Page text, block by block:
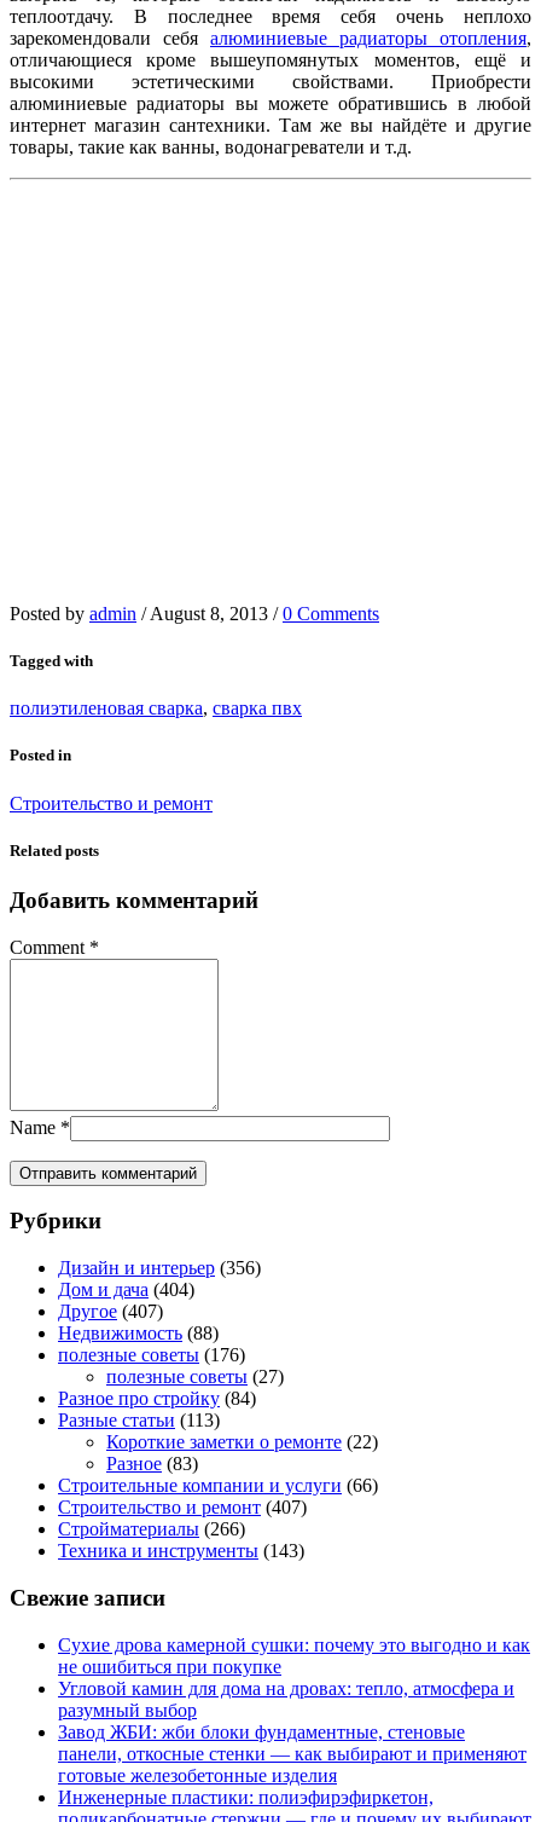
теплоотдачу. В последнее время себя очень неплохо
зарекомендовали себя алюминиевые радиаторы отопления,
отличающиеся кроме вышеупомянутых моментов, ещё и
высокими эстетическими свойствами. Приобрести
алюминиевые радиаторы вы можете обратившись в любой
интернет магазин сантехники. Там же вы найдёте и другие
товары, такие как ванны, водонагреватели и т.д.
Posted by admin / August 8, 2013 / 0 Comments
Tagged with
полиэтиленовая сварка, сварка пвх
Posted in
Строительство и ремонт
Related posts
Добавить комментарий
Comment *
Name *
Рубрики
Дизайн и интерьер (356)
Дом и дача (404)
Другое (407)
Недвижимость (88)
полезные советы (176)
полезные советы (27)
Разное про стройку (84)
Разные статьи (113)
Короткие заметки о ремонте (22)
Разное (83)
Строительные компании и услуги (66)
Строительство и ремонт (407)
Стройматериалы (266)
Техника и инструменты (143)
Свежие записи
Сухие дрова камерной сушки: почему это выгодно и как
не ошибиться при покупке
Угловой камин для дома на дровах: тепло, атмосфера и
разумный выбор
Завод ЖБИ: жби блоки фундаментные, стеновые
панели, откосные стенки — как выбирают и применяют
готовые железобетонные изделия
Инженерные пластики: полиэфирэфиркетон,